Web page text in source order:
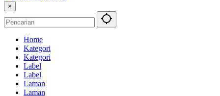
×
Home
Kategori
Kategori
Label
Label
Laman
Laman